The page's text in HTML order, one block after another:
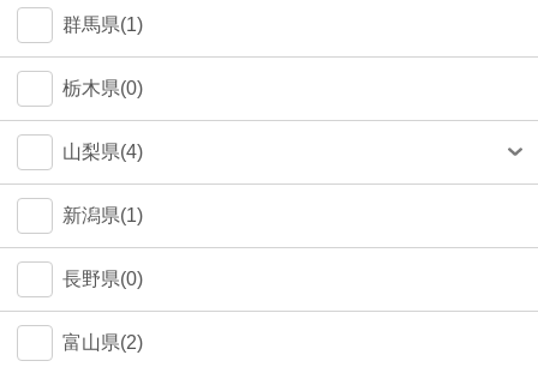
台東区(5)
仙台市(2)
群馬県(1)
栃木県(0)
山梨県(4)
甲府市(4)
新潟県(1)
長野県(0)
富山県(2)